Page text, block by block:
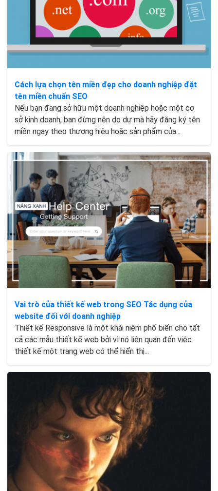
Cách lựa chọn tên miền đẹp cho doanh nghiệp đặt
tên miền chuẩn SEO
Nếu bạn đang sở hữu một doanh nghiệp hoặc một cơ
sở kinh doanh, bạn đừng nên do dự mà hãy đăng ký tên
miền ngay theo thương hiệu hoặc sản phẩm của...
Vai trò của thiết kế web trong SEO Tác dụng của
website đối với doanh nghiệp
Thiết kế Responsive là một khái niệm phổ biến cho tất
cả các mẫu thiết kế web bởi vì nó liên quan đến việc
thiết kế một trang web có thể hiển thị...